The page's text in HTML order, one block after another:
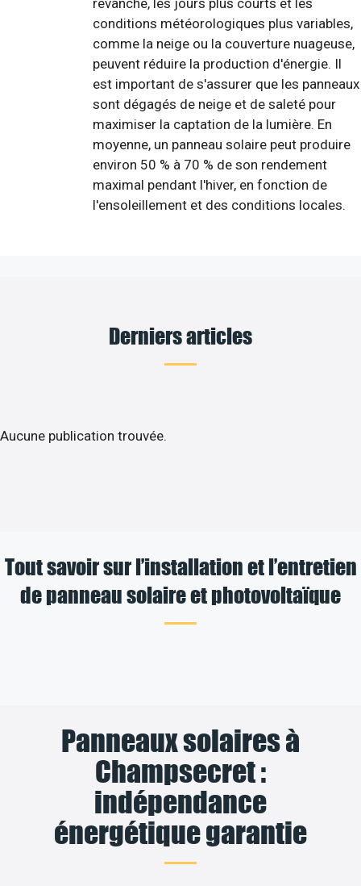
conditions météorologiques plus variables,
comme la neige ou la couverture nuageuse,
peuvent réduire la production d'énergie. Il
est important de s'assurer que les panneaux
sont dégagés de neige et de saleté pour
maximiser la captation de la lumière. En
moyenne, un panneau solaire peut produire
environ 50 % à 70 % de son rendement
maximal pendant l'hiver, en fonction de
l'ensoleillement et des conditions locales.
Derniers articles
Aucune publication trouvée.
Tout savoir sur l’installation et l’entretien
de panneau solaire et photovoltaïque
Panneaux solaires à
Champsecret :
indépendance
énergétique garantie